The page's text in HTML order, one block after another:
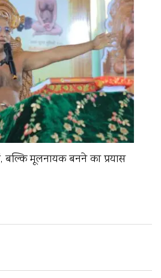
मूलनायक बनने का प्रयास